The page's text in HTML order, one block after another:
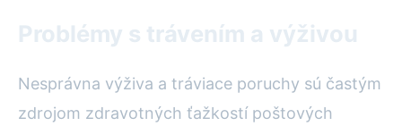
Problémy s trávením a výživou
Nesprávna výživa a tráviace poruchy sú častým
zdrojom zdravotných ťažkostí poštových